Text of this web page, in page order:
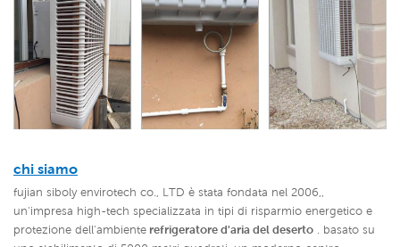
chi siamo
fujian siboly envirotech co., LTD è stata fondata nel 2006,,
un'impresa high-tech specializzata in tipi di risparmio energetico e
protezione dell'ambiente refrigeratore d'aria del deserto . basato su